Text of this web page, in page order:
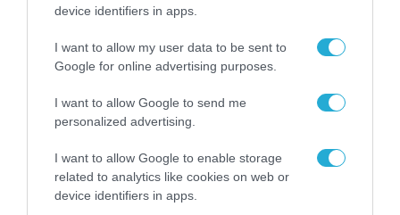
device identifiers in apps.
I want to allow my user data to be sent to
Google for online advertising purposes.
I want to allow Google to send me
personalized advertising.
I want to allow Google to enable storage
related to analytics like cookies on web or
device identifiers in apps.
04.06.2023 | 15:01
Νέο περιστατικό στον Έβρο: Παράνομοι
μετανάστες «βρέθηκαν» σε νησίδα στο
Μετά το προχθεσινό κύμα των 138 που πέρασαν στη
Ν.Βύσσα